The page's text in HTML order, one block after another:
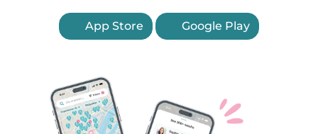
App Store Google Play